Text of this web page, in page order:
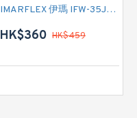
IMARFLEX 伊瑪 IFW-35J2 掛牆扇
HK$360 HK$459